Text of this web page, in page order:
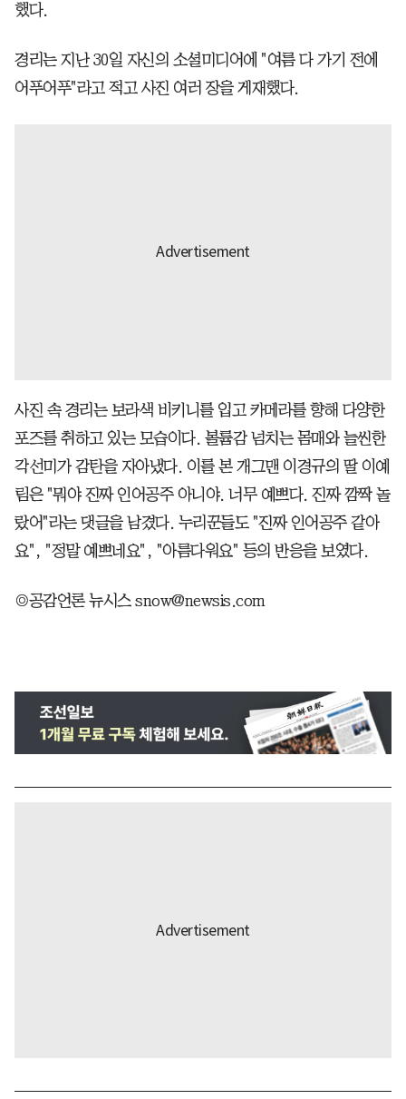
했다.
경리는 지난 30일 자신의 소셜미디어에 "여름 다 가기 전에
어푸어푸"라고 적고 사진 여러 장을 게재했다.
사진 속 경리는 보라색 비키니를 입고 카메라를 향해 다양한
포즈를 취하고 있는 모습이다. 볼륨감 넘치는 몸매와 늘씬한
각선미가 감탄을 자아냈다. 이를 본 개그맨 이경규의 딸 이예
림은 "뭐야 진짜 인어공주 아니야. 너무 예쁘다. 진짜 깜짝 놀
랐어"라는 댓글을 남겼다. 누리꾼들도 "진짜 인어공주 같아
요", "정말 예쁘네요", "아름다워요" 등의 반응을 보였다.
◎공감언론 뉴시스 snow@newsis.com